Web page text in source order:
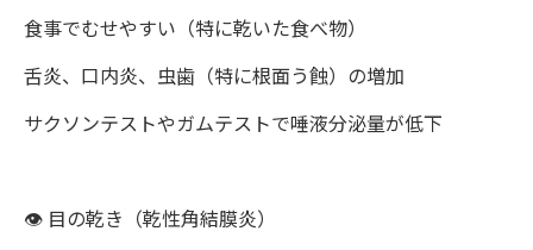
食事でむせやすい（特に乾いた食べ物）
舌炎、口内炎、虫歯（特に根面う蝕）の増加
サクソンテストやガムテストで唾液分泌量が低下
👁 目の乾き（乾性角結膜炎）